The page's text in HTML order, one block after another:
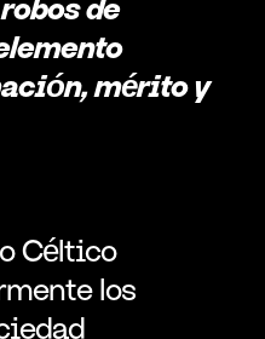
de
mérito y
Céltico
los